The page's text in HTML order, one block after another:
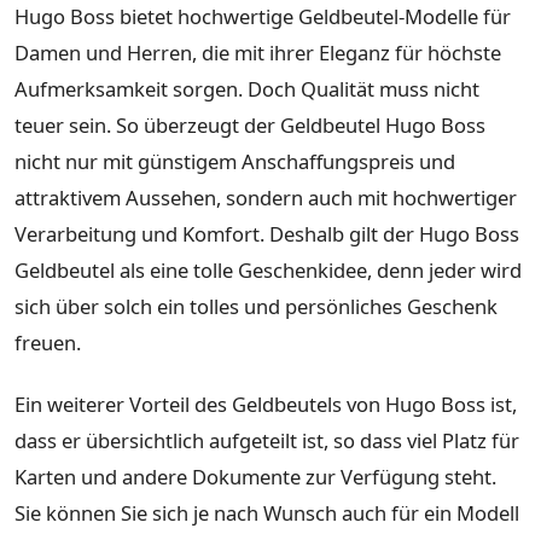
Hugo Boss bietet hochwertige Geldbeutel-Modelle für
Damen und Herren, die mit ihrer Eleganz für höchste
Aufmerksamkeit sorgen. Doch Qualität muss nicht
teuer sein. So überzeugt der Geldbeutel Hugo Boss
nicht nur mit günstigem Anschaffungspreis und
attraktivem Aussehen, sondern auch mit hochwertiger
Verarbeitung und Komfort. Deshalb gilt der Hugo Boss
Geldbeutel als eine tolle Geschenkidee, denn jeder wird
sich über solch ein tolles und persönliches Geschenk
freuen.
Ein weiterer Vorteil des Geldbeutels von Hugo Boss ist,
dass er übersichtlich aufgeteilt ist, so dass viel Platz für
Karten und andere Dokumente zur Verfügung steht.
Sie können Sie sich je nach Wunsch auch für ein Modell